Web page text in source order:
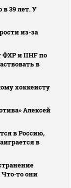
в 39 лет. У
из-за
ФХР и IIHF по
в
хоккеисту
Алексей
в Россию,
в
они